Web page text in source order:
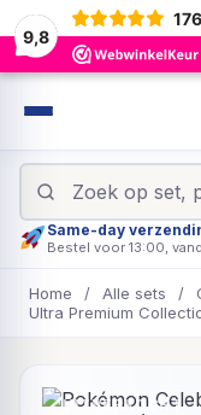
9,8
Same-day
Bestel voor 13:00,
Home / Alle sets /
Ultra Premium
UITVERKOCHT